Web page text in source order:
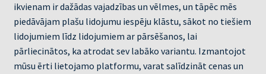
ikvienam ir dažādas vajadzības un vēlmes, un tāpēc mēs
piedāvājam plašu lidojumu iespēju klāstu, sākot no tiešiem
lidojumiem līdz lidojumiem ar pārsēšanos, lai
pārliecinātos, ka atrodat sev labāko variantu. Izmantojot
mūsu ērti lietojamo platformu, varat salīdzināt cenas un